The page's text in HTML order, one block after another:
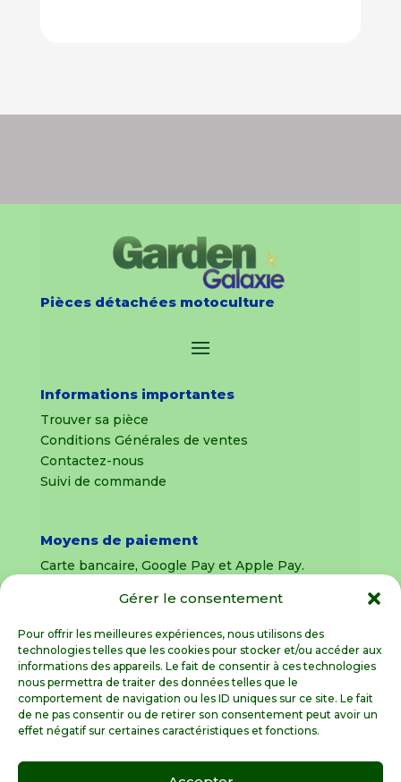
Gérer le consentement
Pour offrir les meilleures expériences, nous utilisons des
technologies telles que les cookies pour stocker et/ou accéder aux
informations des appareils. Le fait de consentir à ces technologies
nous permettra de traiter des données telles que le
comportement de navigation ou les ID uniques sur ce site. Le fait
de ne pas consentir ou de retirer son consentement peut avoir un
effet négatif sur certaines caractéristiques et fonctions.
Pièces détachées motoculture
Informations importantes
Trouver sa pièce
Conditions Générales de ventes
Contactez-nous
Suivi de commande
Moyens de paiement
Carte bancaire, Google Pay et Apple Pay.
uniquement
Livraison sous 8 jours pour les pièces
détachées
Livraisons sous 15 jours pour les outillages de
jardin (sous réserve de stock disponible)